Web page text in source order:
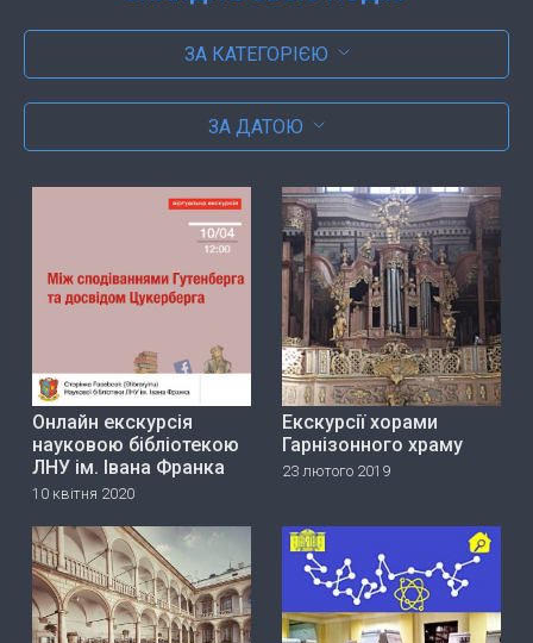
ЗА КАТЕГОРІЄЮ
ЗА ДАТОЮ
Онлайн екскурсія
науковою бібліотекою
ЛНУ ім. Івана Франка
10 квітня 2020
Екскурсії хорами
Гарнізонного храму
23 лютого 2019